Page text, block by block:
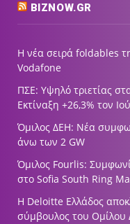
BIZNOW.GR
Η νέα σειρά foldables
Vodafone
ΠΣΕ: Υψηλό τριετίας
Εκτίναξη +26,3% τον
Όμιλος ΔΕΗ: Νέα
άνω των 2 GW
Όμιλος Fourlis:
στο Sofia South Ring
Η Deloitte Ελλάδος
σύμβουλος του Ομίλου